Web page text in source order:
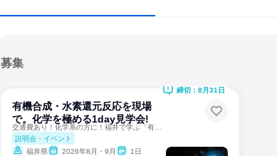
募集
有機合成・水素還元反応を現場
で。化学を極める1day見学会!
説明会・イベント
福井県
2026年8月・9月 1日
締切：8月31日